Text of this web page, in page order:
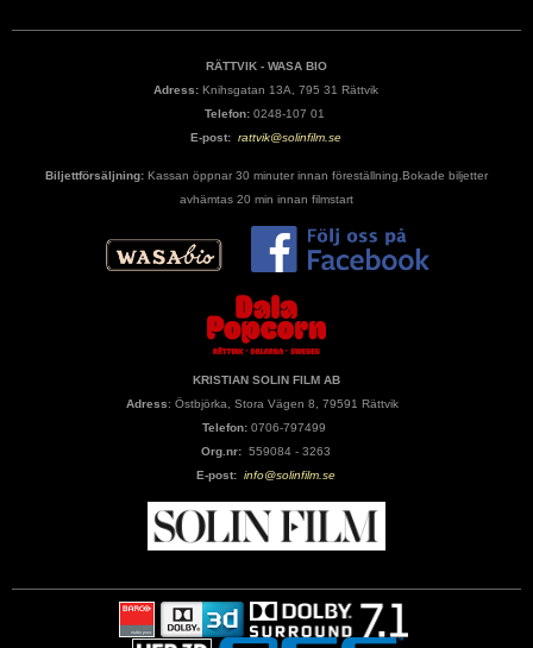
RÄTTVIK - WASA BIO
Adress: Knihsgatan 13A, 795 31 Rättvik
Telefon:0248-107 01
E-post: rattvik@solinfilm.se
Biljettförsäljning: Kassan öppnar 30 minuter innan föreställning.Bokade biljetter
avhämtas 20 min innan filmstart
KRISTIAN SOLIN FILM AB
Adress: Östbjörka, Stora Vägen 8, 79591 Rättvik
Telefon: 0706-797499
Org.nr: 559084 - 3263
E-post: info@solinfilm.se